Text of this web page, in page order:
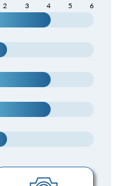
2 3 4 5 6